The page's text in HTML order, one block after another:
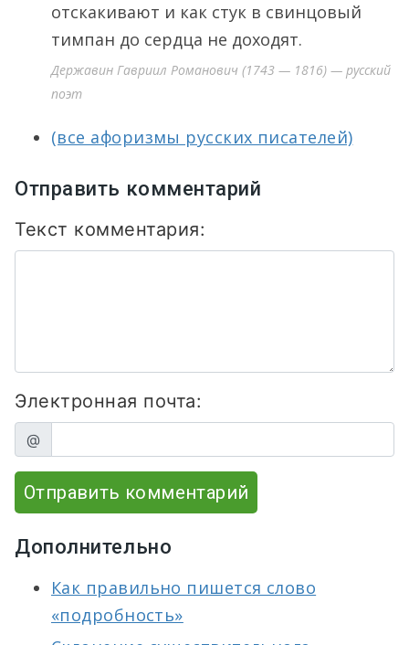
отскакивают и как стук в свинцовый
тимпан до сердца не доходят.
Державин Гавриил Романович (1743 — 1816) — русский
поэт
(все афоризмы русских писателей)
Отправить комментарий
Текст комментария:
Электронная почта:
@
Отправить комментарий
Дополнительно
Как правильно пишется слово
«подробность»